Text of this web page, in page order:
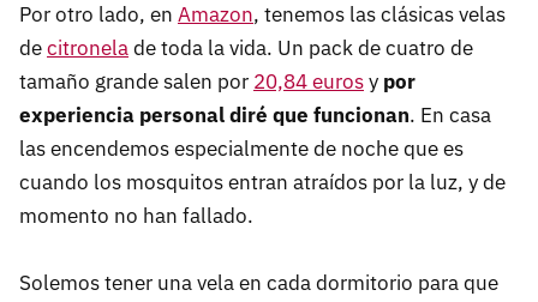
Por otro lado, en Amazon, tenemos las clásicas velas
decitronelade toda la vida. Un pack de cuatro de
tamaño grande salen por 20,84 eurosy por
experiencia personal diré que funcionan. En casa
las encendemos especialmente de noche que es
cuando los mosquitos entran atraídos por la luz, y de
momento no han fallado.
Solemos tener una vela en cada dormitorio para que